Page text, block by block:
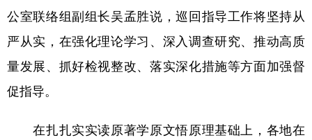
Русский язык 日本語 한국어
Deutsch Português
公室联络组副组长吴孟胜说，巡回指导工作将坚持从
严从实，在强化理论学习、深入调查研究、推动高质
量发展、抓好检视整改、落实深化措施等方面加强督
促指导。
在扎扎实实读原著学原文悟原理基础上，各地在